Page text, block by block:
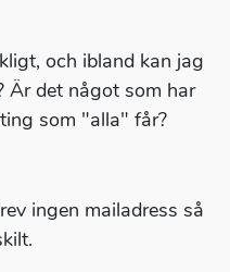
och ibland kan jag
Är det något som har
som "alla" får?
ingen mailadress så